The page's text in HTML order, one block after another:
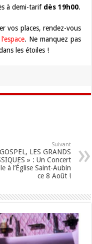
à demi-tarif dès 19h00.
vos places, rendez-vous
. Ne manquez pas
les étoiles !
Suivant
LES GRANDS
» : Un Concert
à l’Église Saint-Aubin
ce 8 Août !